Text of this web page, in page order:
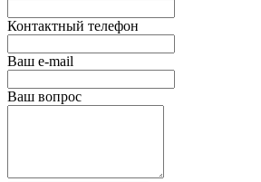
Контактный телефон
Ваш e-mail
Ваш вопрос